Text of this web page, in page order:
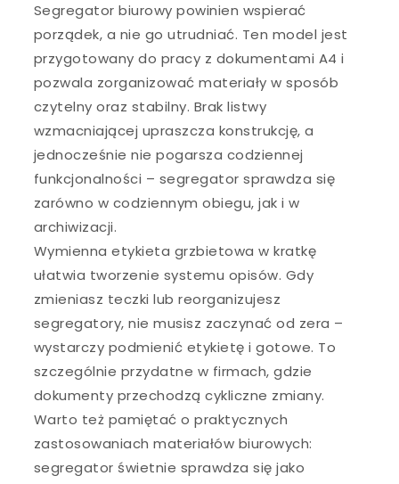
Segregator biurowy powinien wspierać
porządek, a nie go utrudniać. Ten model jest
przygotowany do pracy z dokumentami A4 i
pozwala zorganizować materiały w sposób
czytelny oraz stabilny. Brak listwy
wzmacniającej upraszcza konstrukcję, a
jednocześnie nie pogarsza codziennej
funkcjonalności – segregator sprawdza się
zarówno w codziennym obiegu, jak i w
archiwizacji.
Wymienna etykieta grzbietowa w kratkę
ułatwia tworzenie systemu opisów. Gdy
zmieniasz teczki lub reorganizujesz
segregatory, nie musisz zaczynać od zera –
wystarczy podmienić etykietę i gotowe. To
szczególnie przydatne w firmach, gdzie
dokumenty przechodzą cykliczne zmiany.
Warto też pamiętać o praktycznych
zastosowaniach materiałów biurowych:
segregator świetnie sprawdza się jako